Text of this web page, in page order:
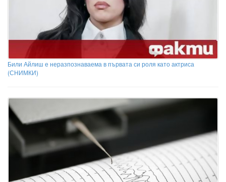
Били Айлиш е неразпознаваема в първата си роля като актриса
(СНИМКИ)